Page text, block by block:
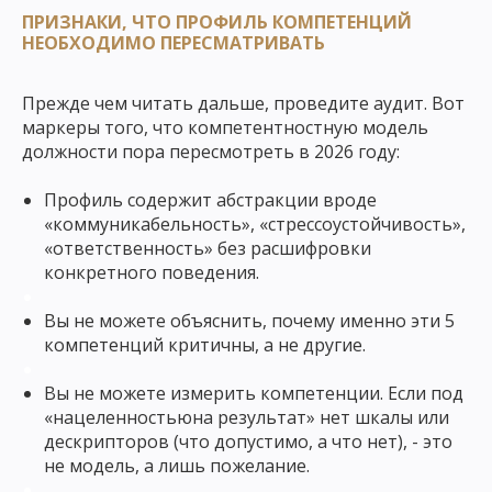
ПРИЗНАКИ, ЧТО ПРОФИЛЬ КОМПЕТЕНЦИЙ
НЕОБХОДИМО ПЕРЕСМАТРИВАТЬ
Прежде чем читать дальше, проведите аудит. Вот
маркеры того, что компетентностную модель
должности пора пересмотреть в 2026 году:
Профиль содержит абстракции вроде
«коммуникабельность», «стрессоустойчивость»,
«ответственность» без расшифровки
конкретного поведения.
Вы не можете объяснить, почему именно эти 5
компетенций критичны, а не другие.
Вы не можете измерить компетенции. Если под
«нацеленностьюна результат» нет шкалы или
дескрипторов (что допустимо, а что нет), - это
не модель, а лишь пожелание.